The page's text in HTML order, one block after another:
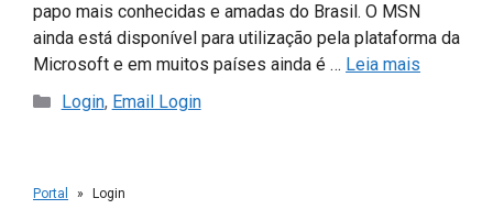
papo mais conhecidas e amadas do Brasil. O MSN
ainda está disponível para utilização pela plataforma da
Microsoft e em muitos países ainda é … Leia mais
Categorias
Login, Email Login
Portal » Login